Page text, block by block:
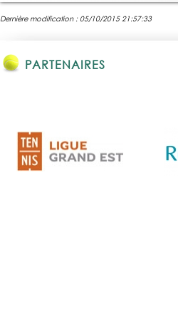
Dernière modification : 05/10/2015 21:57:33
PARTENAIRES